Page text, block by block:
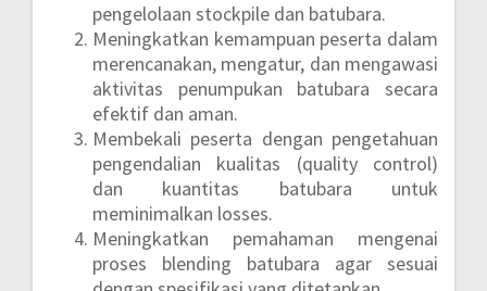
pengelolaan stockpile dan batubara.
Meningkatkan kemampuan peserta dalam
merencanakan, mengatur, dan mengawasi
aktivitas penumpukan batubara secara
efektif dan aman.
Membekali peserta dengan pengetahuan
pengendalian kualitas (quality control)
dan kuantitas batubara untuk
meminimalkan losses.
Meningkatkan pemahaman mengenai
proses blending batubara agar sesuai